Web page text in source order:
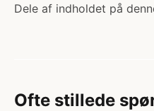
Dele af indholdet på
Ofte stillede